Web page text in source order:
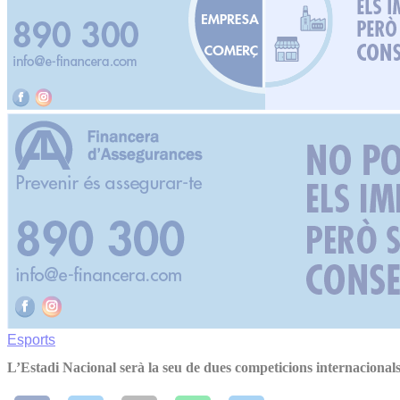
Esports
L’Estadi Nacional serà la seu de dues competicions internacionals